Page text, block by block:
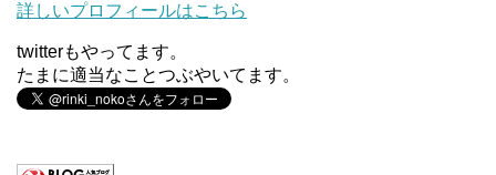
詳しいプロフィールはこちら
twitterもやってます。
たまに適当なことつぶやいてます。